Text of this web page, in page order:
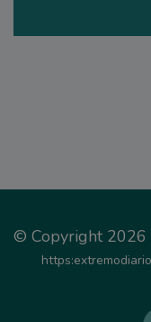
© Copyright 2026